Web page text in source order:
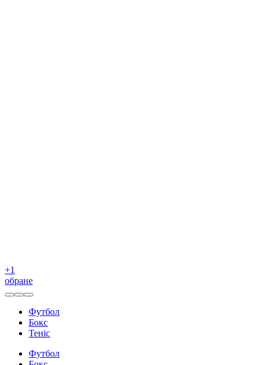
+1
обране
Футбол
Бокс
Теніс
Футбол